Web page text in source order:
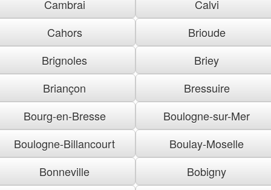
Cambrai
Calvi
Cahors
Brioude
Brignoles
Briey
Briançon
Bressuire
Bourg-en-Bresse
Boulogne-sur-Mer
Boulogne-Billancourt
Boulay-Moselle
Bonneville
Bobigny